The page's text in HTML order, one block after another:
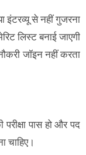
इंटरव्यू से नहीं गुजरना
लिस्ट बनाई जाएगी
जॉइन नहीं करता
परीक्षा पास हो और पद
चाहिए।